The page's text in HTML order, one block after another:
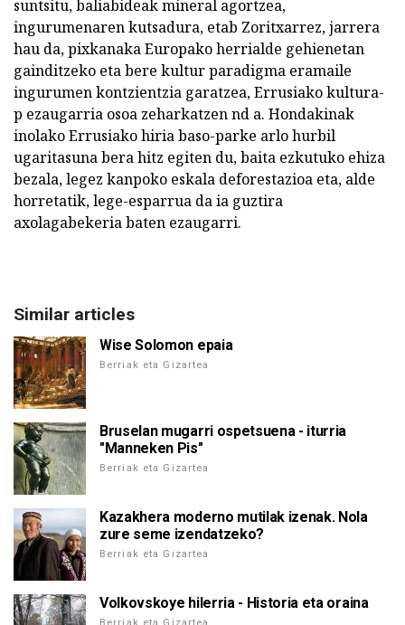
suntsitu, baliabideak mineral agortzea,
ingurumenaren kutsadura, etab Zoritxarrez, jarrera
hau da, pixkanaka Europako herrialde gehienetan
gainditzeko eta bere kultur paradigma eramaile
ingurumen kontzientzia garatzea, Errusiako kultura-
p ezaugarria osoa zeharkatzen nd a. Hondakinak
inolako Errusiako hiria baso-parke arlo hurbil
ugaritasuna bera hitz egiten du, baita ezkutuko ehiza
bezala, legez kanpoko eskala deforestazioa eta, alde
horretatik, lege-esparrua da ia guztira
axolagabekeria baten ezaugarri.
Similar articles
Wise Solomon epaia
Berriak eta Gizartea
Bruselan mugarri ospetsuena - iturria
"Manneken Pis"
Berriak eta Gizartea
Kazakhera moderno mutilak izenak. Nola
zure seme izendatzeko?
Berriak eta Gizartea
Volkovskoye hilerria - Historia eta oraina
Berriak eta Gizartea